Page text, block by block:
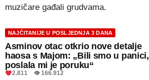
muzičare gađali grudvama.
NAJČITANIJE U POSLJEDNJA 3 DANA
Asminov otac otkrio nove detalje
haosa s Majom: „Bili smo u panici,
poslala mi je poruku“
2.811 👁 166.912